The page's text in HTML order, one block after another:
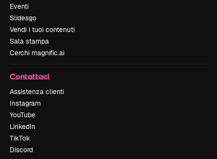
Eventi
Slidesgo
Vendi i tuoi contenuti
Sala stampa
Cerchi magnific.ai
Contattaci
Assistenza clienti
Instagram
YouTube
LinkedIn
TikTok
Discord